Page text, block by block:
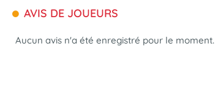
AVIS DE JOUEURS
Aucun avis n'a été enregistré pour le moment.